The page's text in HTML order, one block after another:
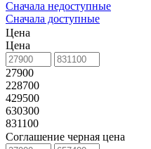
Сначала недоступные
Сначала доступные
Цена
Цена
27900
228700
429500
630300
831100
Соглашение черная цена